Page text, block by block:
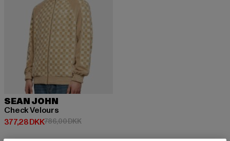
SEAN JOHN
Check Velours
377,28 DKK
Nuværende pris: 377,28 DKK
786,00 DKKKampagnepris: 786,00 DKK